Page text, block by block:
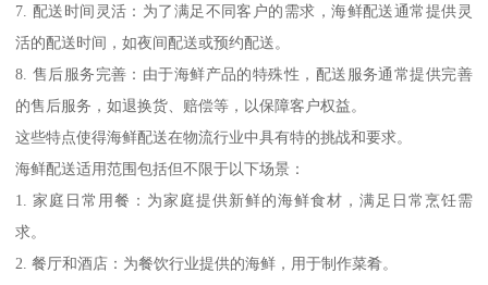
7. 配送时间灵活：为了满足不同客户的需求，海鲜配送通常提供灵
活的配送时间，如夜间配送或预约配送。
8. 售后服务完善：由于海鲜产品的特殊性，配送服务通常提供完善
的售后服务，如退换货、赔偿等，以保障客户权益。
这些特点使得海鲜配送在物流行业中具有特的挑战和要求。
海鲜配送适用范围包括但不限于以下场景：
1. 家庭日常用餐：为家庭提供新鲜的海鲜食材，满足日常烹饪需
求。
2. 餐厅和酒店：为餐饮行业提供的海鲜，用于制作菜肴。